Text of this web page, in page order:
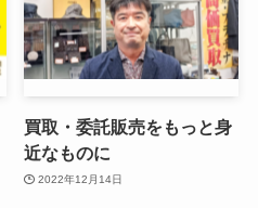
買取・委託販売をもっと身
近なものに
2022年12月14日